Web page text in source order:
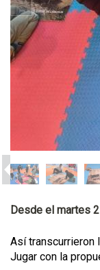
Desde el martes
Así transcurrieron
Jugar con la